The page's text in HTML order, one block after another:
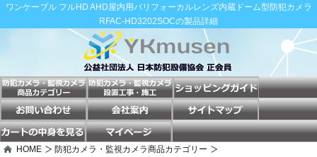
ワンケーブル フルHD AHD屋内用バリフォーカルレンズ内蔵ドーム型防犯カメラ
RFAC-HD3202SOCの製品詳細
HOME
防犯カメラ・監視カメラ商品カテゴリー